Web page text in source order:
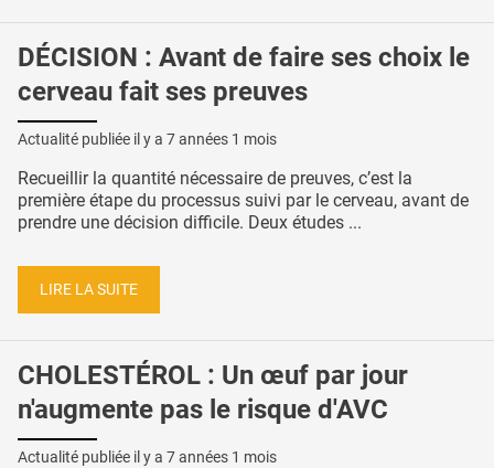
DÉCISION : Avant de faire ses choix le
cerveau fait ses preuves
Actualité publiée il y a 7 années 1 mois
Recueillir la quantité nécessaire de preuves, c’est la
première étape du processus suivi par le cerveau, avant de
prendre une décision difficile. Deux études ...
LIRE LA SUITE
CHOLESTÉROL : Un œuf par jour
n'augmente pas le risque d'AVC
Actualité publiée il y a 7 années 1 mois